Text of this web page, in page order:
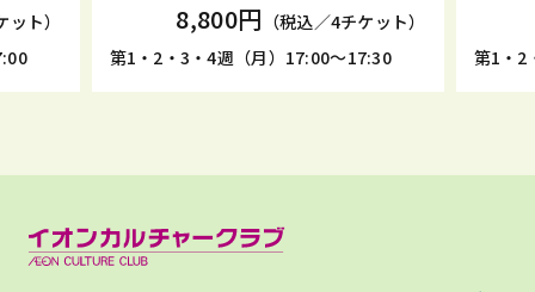
ト）
8,800円 （税込／4チケット）
第1・2・3・4週（月）17:00～17:30
第1・2